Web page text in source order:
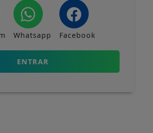
Whatsapp Facebook
ENTRAR